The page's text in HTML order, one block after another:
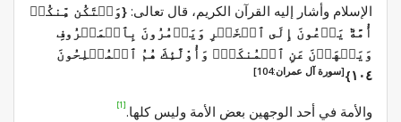
الإسلام وأشار إليه القرآن الكريم، قال تعالى: {وَلۡتَكُن مِّنكُمۡ
أُمَّةٞ يَدۡعُونَ إِلَى ٱلۡخَيۡرِ وَيَأۡمُرُونَ بِٱلۡمَعۡرُوفِ
وَيَنۡهَوۡنَ عَنِ ٱلۡمُنكَرِۚ وَأُوْلَٰٓئِكَ هُمُ ٱلۡمُفۡلِحُونَ
١٠٤}
[سورة آل عمران:104]
والأمة في أحد الوجهين بعض الأمة وليس كلها.[1]